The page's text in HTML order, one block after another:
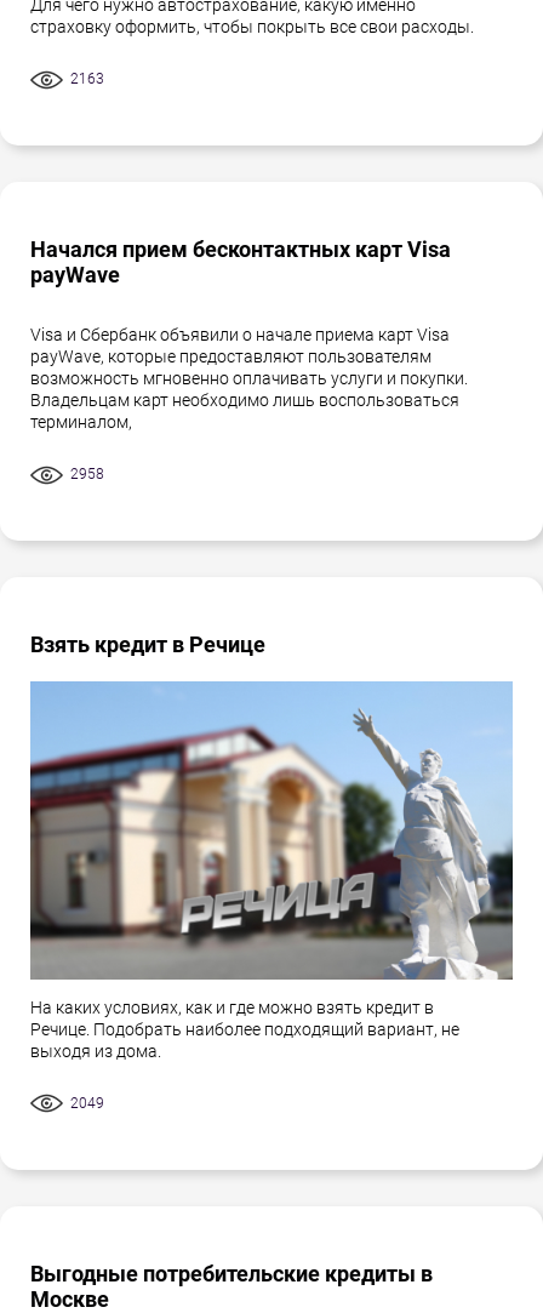
Для чего нужно автострахование, какую именно
страховку оформить, чтобы покрыть все свои расходы.
2163
Начался прием бесконтактных карт Visa
payWave
Visa и Сбербанк объявили о начале приема карт Visa
payWave, которые предоставляют пользователям
возможность мгновенно оплачивать услуги и покупки.
Владельцам карт необходимо лишь воспользоваться
терминалом,
2958
Взять кредит в Речице
На каких условиях, как и где можно взять кредит в
Речице. Подобрать наиболее подходящий вариант, не
выходя из дома.
2049
Выгодные потребительские кредиты в
Москве